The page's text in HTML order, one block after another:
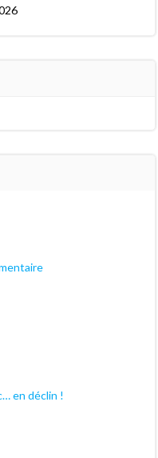
en déclin !